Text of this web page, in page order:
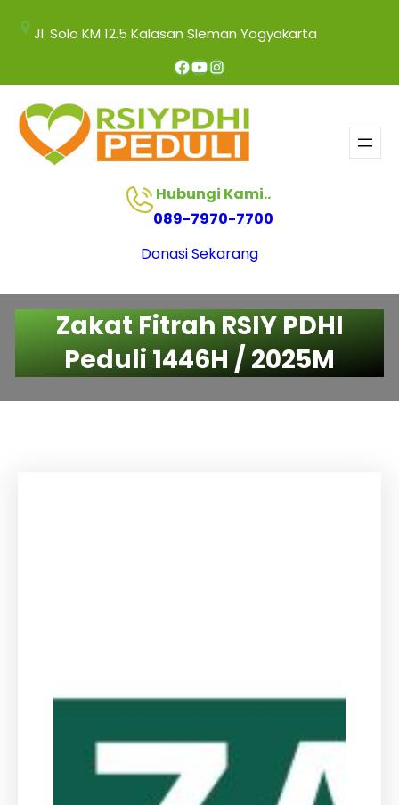
Jl. Solo KM 12.5 Kalasan Sleman Yogyakarta
Hubungi Kami..
089-7970-7700
Donasi Sekarang
Zakat Fitrah RSIY PDHI
Peduli 1446H / 2025M